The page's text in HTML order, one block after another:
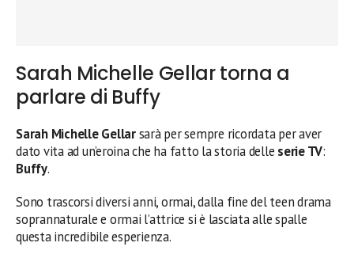
Sarah Michelle Gellar torna a
parlare di Buffy
Sarah Michelle Gellarsarà per sempre ricordata per aver
dato vita ad un’eroina che ha fatto la storia delle serie TV:
Buffy.
Sono trascorsi diversi anni, ormai, dalla fine del teen drama
soprannaturale e ormai l’attrice si è lasciata alle spalle
questa incredibile esperienza.